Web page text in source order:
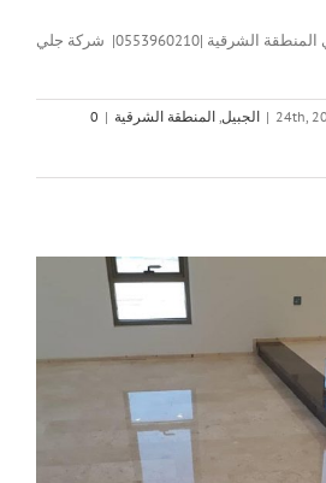
شركة جلي وتلميع الرخام في المنطقة الشرقية |0553960210| شركة جلي
| الجبيل المنطقة الشرقية |
0